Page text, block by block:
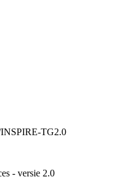
TG2.0
- versie 2.0